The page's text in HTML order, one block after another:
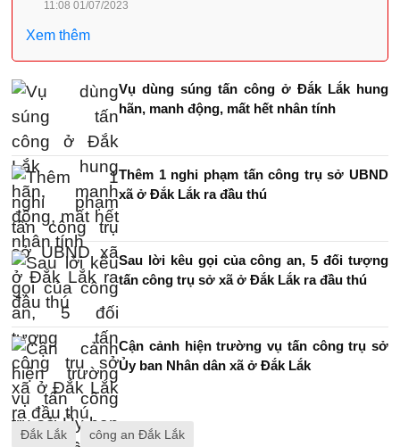
11:08 01/07/2023
Xem thêm
Vụ dùng súng tấn công ở Đắk Lắk hung
hãn, manh động, mất hết nhân tính
Thêm 1 nghi phạm tấn công trụ sở UBND
xã ở Đắk Lắk ra đầu thú
Sau lời kêu gọi của công an, 5 đối tượng
tấn công trụ sở xã ở Đắk Lắk ra đầu thú
Cận cảnh hiện trường vụ tấn công trụ sở
Ủy ban Nhân dân xã ở Đắk Lắk
Đắk Lắk công an Đắk Lắk